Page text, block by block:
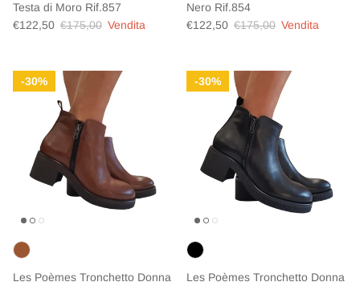
Testa di Moro Rif.857
Prezzo di vendita
€122,50 Prezzo normale
€175,00 Vendita
Nero Rif.854
Prezzo di vendita
€122,50 Prezzo normale
€175,00 Vendita
30%
Les Poèmes Tronchetto Donna
30%
Les Poèmes Tronchetto Donna